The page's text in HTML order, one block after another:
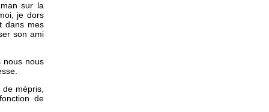
sur la
je dors
dans mes
son ami
nous nous
mépris,
de